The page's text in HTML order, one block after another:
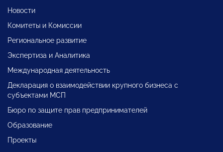
Новости
Комитеты и Комиссии
Региональное развитие
Экспертиза и Аналитика
Международная деятельность
Декларация о взаимодействии крупного бизнеса с
субъектами МСП
Бюро по защите прав предпринимателей
Образование
Проекты